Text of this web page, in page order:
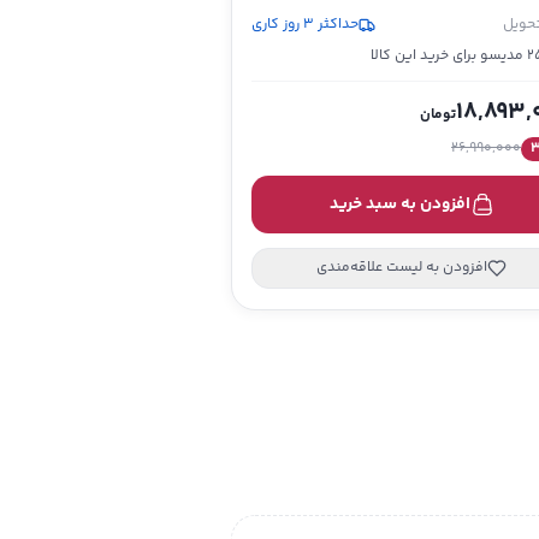
حداکثر 3 روز کاری
این کالا
تومان
26,990,000
افزودن به سبد خرید
افزودن به لیست علاقه‌مندی